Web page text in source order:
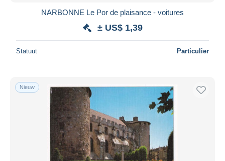
NARBONNE Le Por de plaisance - voitures
± US$ 1,39
Statuut Particulier
Nieuw